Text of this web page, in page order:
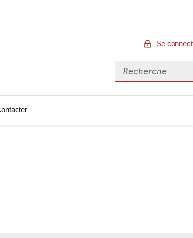
Se
Rechercher des